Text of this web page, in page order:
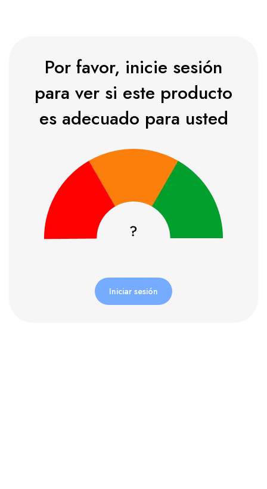
Por favor, inicie sesión
para ver si este producto
es adecuado para usted
Iniciar sesión